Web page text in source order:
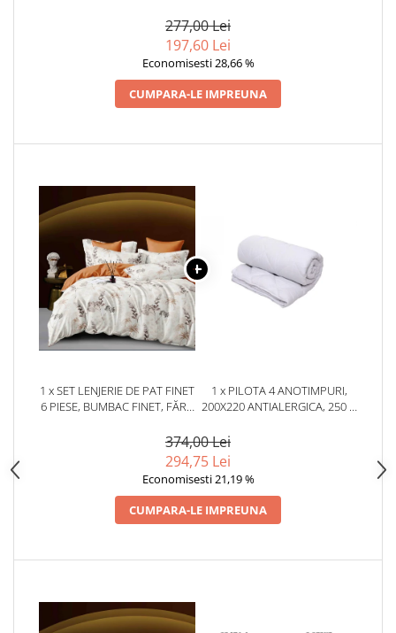
277,00 Lei
197,60 Lei
Economisesti 28,66 %
CUMPARA-LE IMPREUNA
1 x SET LENJERIE DE PAT FINET
6 PIESE, BUMBAC FINET, FĂRĂ
1 x PILOTA 4 ANOTIMPURI,
200X220 ANTIALERGICA, 250 G
374,00 Lei
294,75 Lei
Economisesti 21,19 %
CUMPARA-LE IMPREUNA